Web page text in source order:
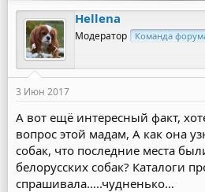
а
к
ц
и
и
:
Hellena
Модератор Команда
3 Июн 2017
А вот ещё интересный факт,
вопрос этой мадам, А как она
собак, что последние места
белорусских собак? Каталоги
спрашивала…..чудненько…